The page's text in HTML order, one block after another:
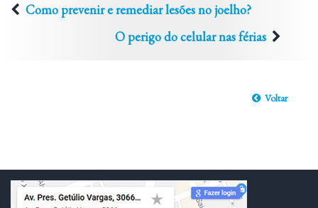
Como prevenir e remediar lesões no joelho?
O perigo do celular nas férias
Voltar